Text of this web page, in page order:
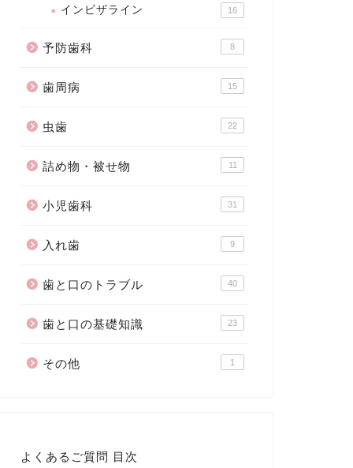
インビザライン 16
予防歯科 8
歯周病 15
虫歯 22
詰め物・被せ物 11
小児歯科 31
入れ歯 9
歯と口のトラブル 40
歯と口の基礎知識 23
その他 1
よくあるご質問 目次